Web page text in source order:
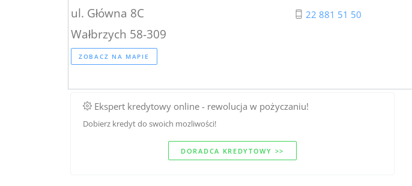
ul. Główna 8C
Wałbrzych 58-309
ZOBACZ NA MAPIE
22 881 51 50
Ekspert kredytowy online - rewolucja w pożyczaniu!
Dobierz kredyt do swoich mozliwości!
DORADCA KREDYTOWY >>